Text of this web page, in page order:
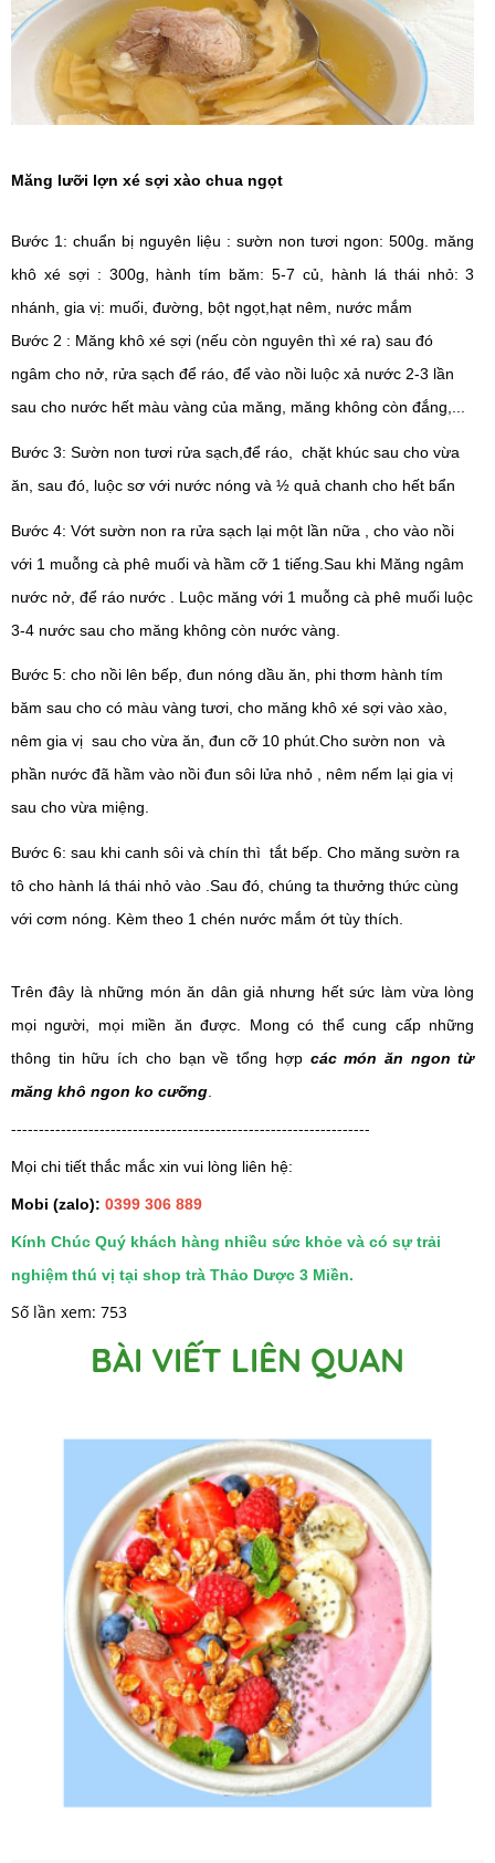
Măng lưỡi lợn xé sợi xào chua ngọt
Bước 1: chuẩn bị nguyên liệu : sườn non tươi ngon: 500g. măng
khô xé sợi : 300g, hành tím băm: 5-7 củ, hành lá thái nhỏ: 3
nhánh, gia vị: muối, đường, bột ngọt,hạt nêm, nước mắm
Bước 2 : Măng khô xé sợi (nếu còn nguyên thì xé ra) sau đó
ngâm cho nở, rửa sạch để ráo, để vào nồi luộc xả nước 2-3 lần
sau cho nước hết màu vàng của măng, măng không còn đắng,...
Bước 3: Sườn non tươi rửa sạch,để ráo,  chặt khúc sau cho vừa
ăn, sau đó, luộc sơ với nước nóng và ½ quả chanh cho hết bẩn
Bước 4: Vớt sườn non ra rửa sạch lại một lần nữa , cho vào nồi
với 1 muỗng cà phê muối và hầm cỡ 1 tiếng.Sau khi Măng ngâm
nước nở, để ráo nước . Luộc măng với 1 muỗng cà phê muối luộc
3-4 nước sau cho măng không còn nước vàng.
Bước 5: cho nồi lên bếp, đun nóng dầu ăn, phi thơm hành tím
băm sau cho có màu vàng tươi, cho măng khô xé sợi vào xào,
nêm gia vị  sau cho vừa ăn, đun cỡ 10 phút.Cho sườn non  và
phần nước đã hầm vào nồi đun sôi lửa nhỏ , nêm nếm lại gia vị
sau cho vừa miệng.
Bước 6: sau khi canh sôi và chín thì  tắt bếp. Cho măng sườn ra
tô cho hành lá thái nhỏ vào .Sau đó, chúng ta thưởng thức cùng
với cơm nóng. Kèm theo 1 chén nước mắm ớt tùy thích.
Trên đây là những món ăn dân giả nhưng hết sức làm vừa lòng
mọi người, mọi miền ăn được. Mong có thể cung cấp những
thông tin hữu ích cho bạn về tổng hợp các món ăn ngon từ
măng khô ngon ko cưỡng
-----------------------------------------------------------------
Mọi chi tiết thắc mắc xin vui lòng liên hệ:
Mobi (zalo): 0399 306 889
Kính Chúc Quý khách hàng nhiều sức khỏe và có sự trải
nghiệm thú vị tại shop trà Thảo Dược 3 Miền.
Số lần xem: 753
BÀI VIẾT LIÊN QUAN